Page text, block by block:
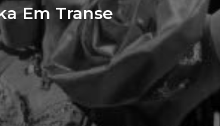
Em Transe